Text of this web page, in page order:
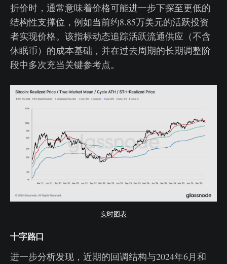
折价时，通常意味着价格可能进一步下探至更低的
结构性支撑位，例如当前约8.85万美元的活跃投资
者实现价格。该指标动态追踪活跃流通供应（不含
休眠币）的成本基础，并在过去周期的长期调整阶
段中多次充当关键参考点。
实时图表
十字路口
进一步分析发现，近期的回调结构与2024年6月和